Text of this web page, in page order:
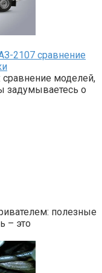
2107 сравнение
моделей,
задумываетесь о
полезные
– это